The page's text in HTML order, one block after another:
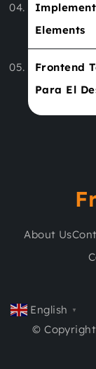
Elements
Frontend
Para El
English ▼
About Us
© Copyright